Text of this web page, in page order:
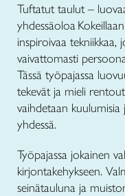
Tuftatut taulut –
yhdessäoloa
inspiroivaa
vaivattomasti
Tässä työpajassa
tekevät ja mieli
vaihdetaan
yhdessä.
Työpajassa jokainen
kirjontakehykseen.
seinätauluna ja